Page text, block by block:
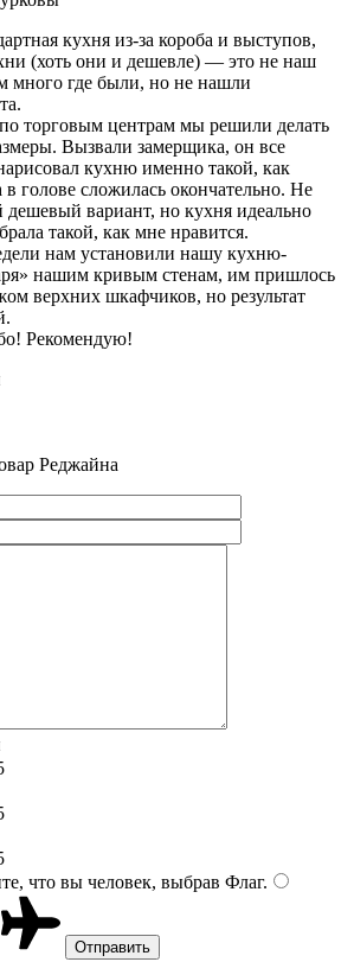
кухня из-за короба и выступов,
(хоть они и дешевле) — это не наш
много где были, но не нашли
торговым центрам мы решили делать
Вызвали замерщика, он все
кухню именно такой, как
в голове сложилась окончательно. Не
дешевый вариант, но кухня идеально
такой, как мне нравится.
нам установили нашу кухню-
нашим кривым стенам, им пришлось
верхних шкафчиков, но результат
Рекомендую!
Реджайна
что вы человек, выбрав Флаг.